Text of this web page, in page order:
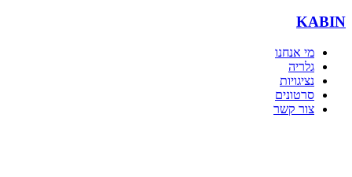
KABIN
מי אנחנו
גלריה
נציגויות
סרטונים
צור קשר